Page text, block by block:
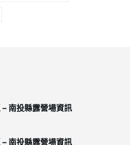
南投縣露營場資訊
南投縣露營場資訊